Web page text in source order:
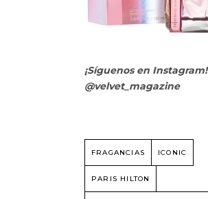
¡Síguenos en Instagram!
@velvet_magazine
FRAGANCIAS ICONIC
PARIS HILTON